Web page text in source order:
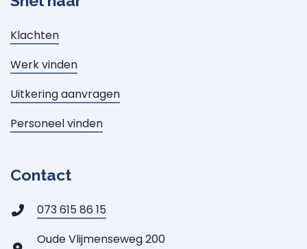
Klachten
Werk vinden
Uitkering aanvragen
Personeel vinden
Contact
073 615 86 15
Oude Vlijmenseweg 200